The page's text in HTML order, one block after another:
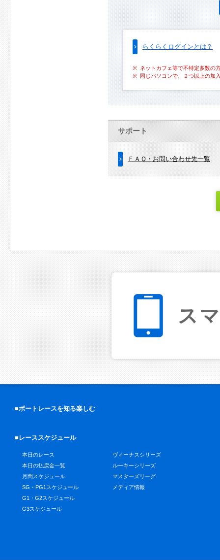
らくらくログインとは？
ネットカフェ等で不特定多数の
同じパソコンで、２つ以上の加
サポート
ＦＡＱ・お問い合わせ先一覧
ス
■ボートレースを知る楽しむ
■レーススケジュール
本日のレース
本日の払戻金一覧
月間スケジュール
SG・PG1スケジュール
G1・G2スケジュール
G3スケジュール
ヴィーナスシリーズ
ルーキーシリーズ
マスターズリーグ
メディア情報